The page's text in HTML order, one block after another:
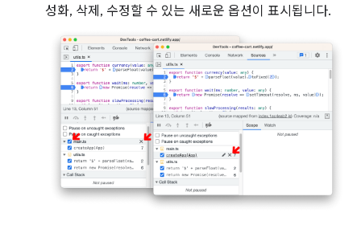
성화, 삭제, 수정할 수 있는 새로운 옵션이 표시됩니다.